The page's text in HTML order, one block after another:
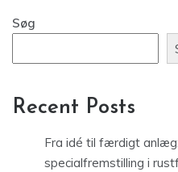
Søg
Recent Posts
Fra idé til færdigt
specialfremstilling i